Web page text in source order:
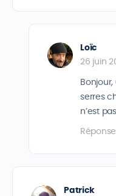
Loïc
26 juin
Bonjour,
serres
n’est
Réponse
Patrick